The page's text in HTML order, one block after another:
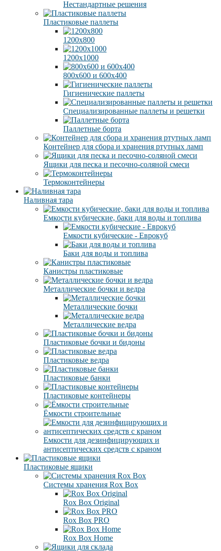
Нестандартные решения
Пластиковые паллеты
1200х800
1200х1000
800х600 и 600х400
Гигиенические паллеты
Специализированные паллеты и решетки
Паллетные борта
Контейнер для сбора и хранения ртутных ламп
Ящики для песка и песочно-соляной смеси
Термоконтейнеры
Наливная тара
Емкости кубические, баки для воды и топлива
Емкости кубические - Еврокуб
Баки для воды и топлива
Канистры пластиковые
Металлические бочки и ведра
Металлические бочки
Металлические ведра
Пластиковые бочки и бидоны
Пластиковые ведра
Пластиковые банки
Пластиковые контейнеры
Ёмкости строительные
Емкости для дезинфицирующих и
антисептических средств с краном
Пластиковые ящики
Системы хранения Rox Box
Rox Box Original
Rox Box PRO
Rox Box Home